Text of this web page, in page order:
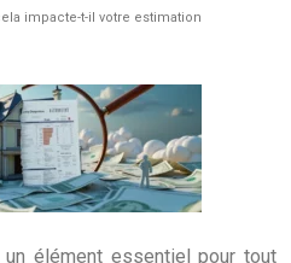
impacte-t-il votre estimation
élément essentiel pour tout